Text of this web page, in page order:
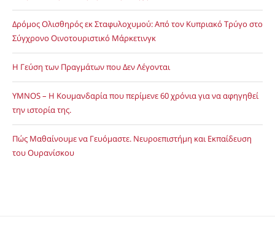
Δρόμος Ολισθηρός εκ Σταφυλοχυμού: Από τον Κυπριακό Τρύγο στο
Σύγχρονο Οινοτουριστικό Μάρκετινγκ
Η Γεύση των Πραγμάτων που Δεν Λέγονται
YMNOS – Η Κουμανδαρία που περίμενε 60 χρόνια για να αφηγηθεί
την ιστορία της.
Πώς Μαθαίνουμε να Γευόμαστε. Νευροεπιστήμη και Εκπαίδευση
του Ουρανίσκου